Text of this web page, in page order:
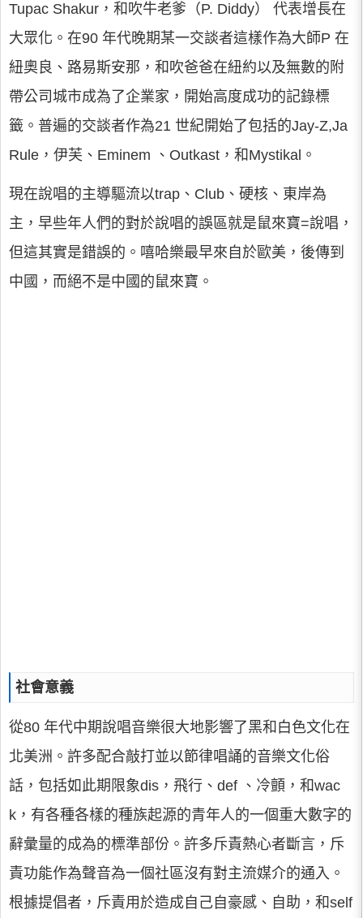
Tupac Shakur，和吹牛老爹（P. Diddy） 代表增長在
大眾化。在90 年代晚期某一交談者這樣作為大師P 在
紐奧良、路易斯安那，和吹爸爸在紐約以及無數的附
帶公司城市成為了企業家，開始高度成功的記錄標
籤。普遍的交談者作為21 世紀開始了包括的Jay-Z,Ja
Rule，伊芙、Eminem 、Outkast，和Mystikal。
現在說唱的主導驅流以trap、Club、硬核、東岸為
主，早些年人們的對於說唱的誤區就是鼠來寶=說唱，
但這其實是錯誤的。嘻哈樂最早來自於歐美，後傳到
中國，而絕不是中國的鼠來寶。
社會意義
從80 年代中期說唱音樂很大地影響了黑和白色文化在
北美洲。許多配合敲打並以節律唱誦的音樂文化俗
話，包括如此期限象dis，飛行、def 、冷顫，和wac
k，有各種各樣的種族起源的青年人的一個重大數字的
辭彙量的成為的標準部份。許多斥責熱心者斷言，斥
責功能作為聲音為一個社區沒有對主流媒介的通入。
根據提倡者，斥責用於造成自己自豪感、自助，和self